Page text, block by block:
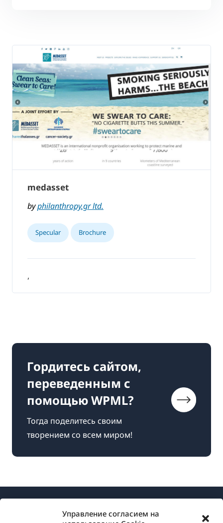
Управление согласием на
medasset
byphilanthropy.gr ltd.
Specular Brochure
,
Гордитесь сайтом,
переведенным с
помощью WPML?
Тогда поделитесь своим
творением со всем миром!